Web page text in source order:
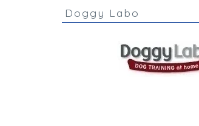
Doggy Labo